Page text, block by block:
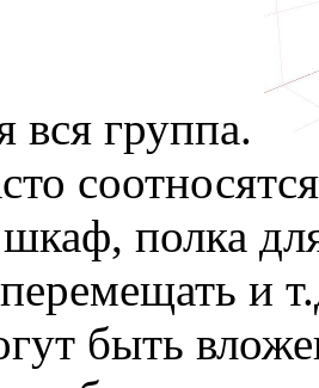
вся группа.
полка
и
быть